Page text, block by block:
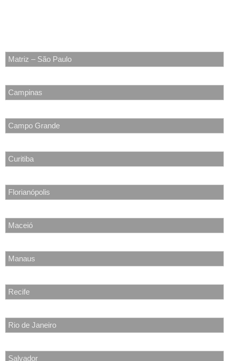
Matriz – São Paulo
Campinas
Campo Grande
Curitiba
Florianópolis
Maceió
Manaus
Recife
Rio de Janeiro
Salvador